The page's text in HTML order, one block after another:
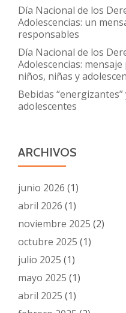
Día Nacional de los
Adolescencias: un
responsables
Día Nacional de los
Adolescencias:
niños, niñas y
Bebidas
adolescentes
ARCHIVOS
junio 2026 (1)
abril 2026 (1)
noviembre 2025 (2)
octubre 2025 (1)
julio 2025 (1)
mayo 2025 (1)
abril 2025 (1)